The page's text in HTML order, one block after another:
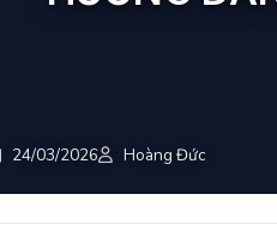
24/03/2026 Hoàng Đức